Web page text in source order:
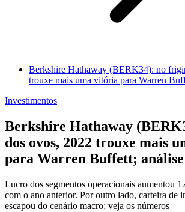
Berkshire Hathaway (BERK34): no
trouxe mais uma vitória para Warren
Investimentos
Berkshire Hathaway
dos ovos, 2022 trouxe mais
para Warren Buffett; análise
Lucro dos segmentos operacionais aumentou
com o ano anterior. Por outro lado, carteira de
escapou do cenário macro; veja os números